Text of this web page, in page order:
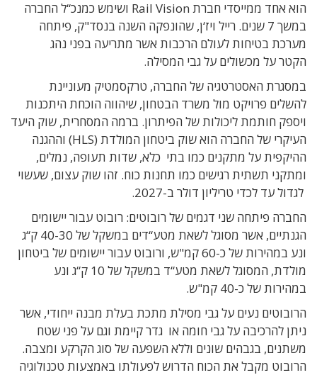
הוא אחד ממייסדי חברת Rail Vision
ושימש כמנכ“ל החברה
במשך 7 שנים. רייל ויז‘ן, שהונפקה
השנה בנסד"ק, פיתחה
מערכת בטיחות לעולם הרכבות אשר מתריעה בפני נהג
הקטרעל מכשולים על גבי המסילה.
במסגרת האסטרטגיה של החברה, טרקסמטיק מעוניינת
להשלים פרויקט מול משרד הבטחון, שיהווה הוכחת היתכנות
ויספק חותמת ליכולות של הפיתרון. ברמה המסחרית, שוק היעד
העיקרי של החברה הוא שוק ביטחון המולדת (HLS) וההגנה
ההיקפית על מתקנים כמו בתי כלא, שדות תעופה, נמלים,
ומתקני תשתית רגישים כמו תחנות כוח. זהו שוק עצום, שעשוי
לגדול עד לכדי טריליון דולר ב-2027.
החברה פיתחה שני דגמים של רובוטים: רובוט עבור יישומים
הגנתיים, אשר מסוגל לשאת מטע“דים
במשקל של 40-30 ק“ג
ונע במהירות של כ-60 קמ"ש,
ורובוט עבור יישומים של ביטחון
מולדת, המסוגל לשאת מטע“ד במשקל של 10 ק“ג ו
נע
במהירות של כ-40 קמ"ש.
הרובוטים נעים על גבי מסילת מתכת בעלת מבנה ייחודי, אשר
ניתן להרכיבה על גבי חומה או גדר קיימת וגם על פני שטח
משתנים, בגבהים שונים וללא השפעה של סוג הקרקע ומצבה.
הרובוט מקבל את הכוח הדרוש לפעולתו באמצעות טכנולוגיה